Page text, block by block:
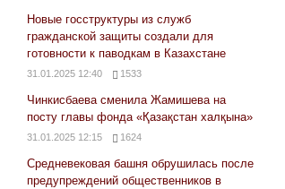
Новые госструктуры из служб
гражданской защиты создали для
готовности к паводкам в Казахстане
31.01.2025 12:40 1533
Чинкисбаева сменила Жамишева на
посту главы фонда «Қазақстан халқына»
31.01.2025 12:15 1624
Средневековая башня обрушилась после
предупреждений общественников в